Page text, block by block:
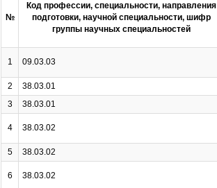
№
Код профессии, специальности, направления
подготовки, научной специальности, шифр
группы научных специальностей
1 09.03.03
2 38.03.01
3
38.03.01
4 38.03.02
5 38.03.02
6 38.03.02